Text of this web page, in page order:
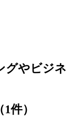
グやビジネ
件）